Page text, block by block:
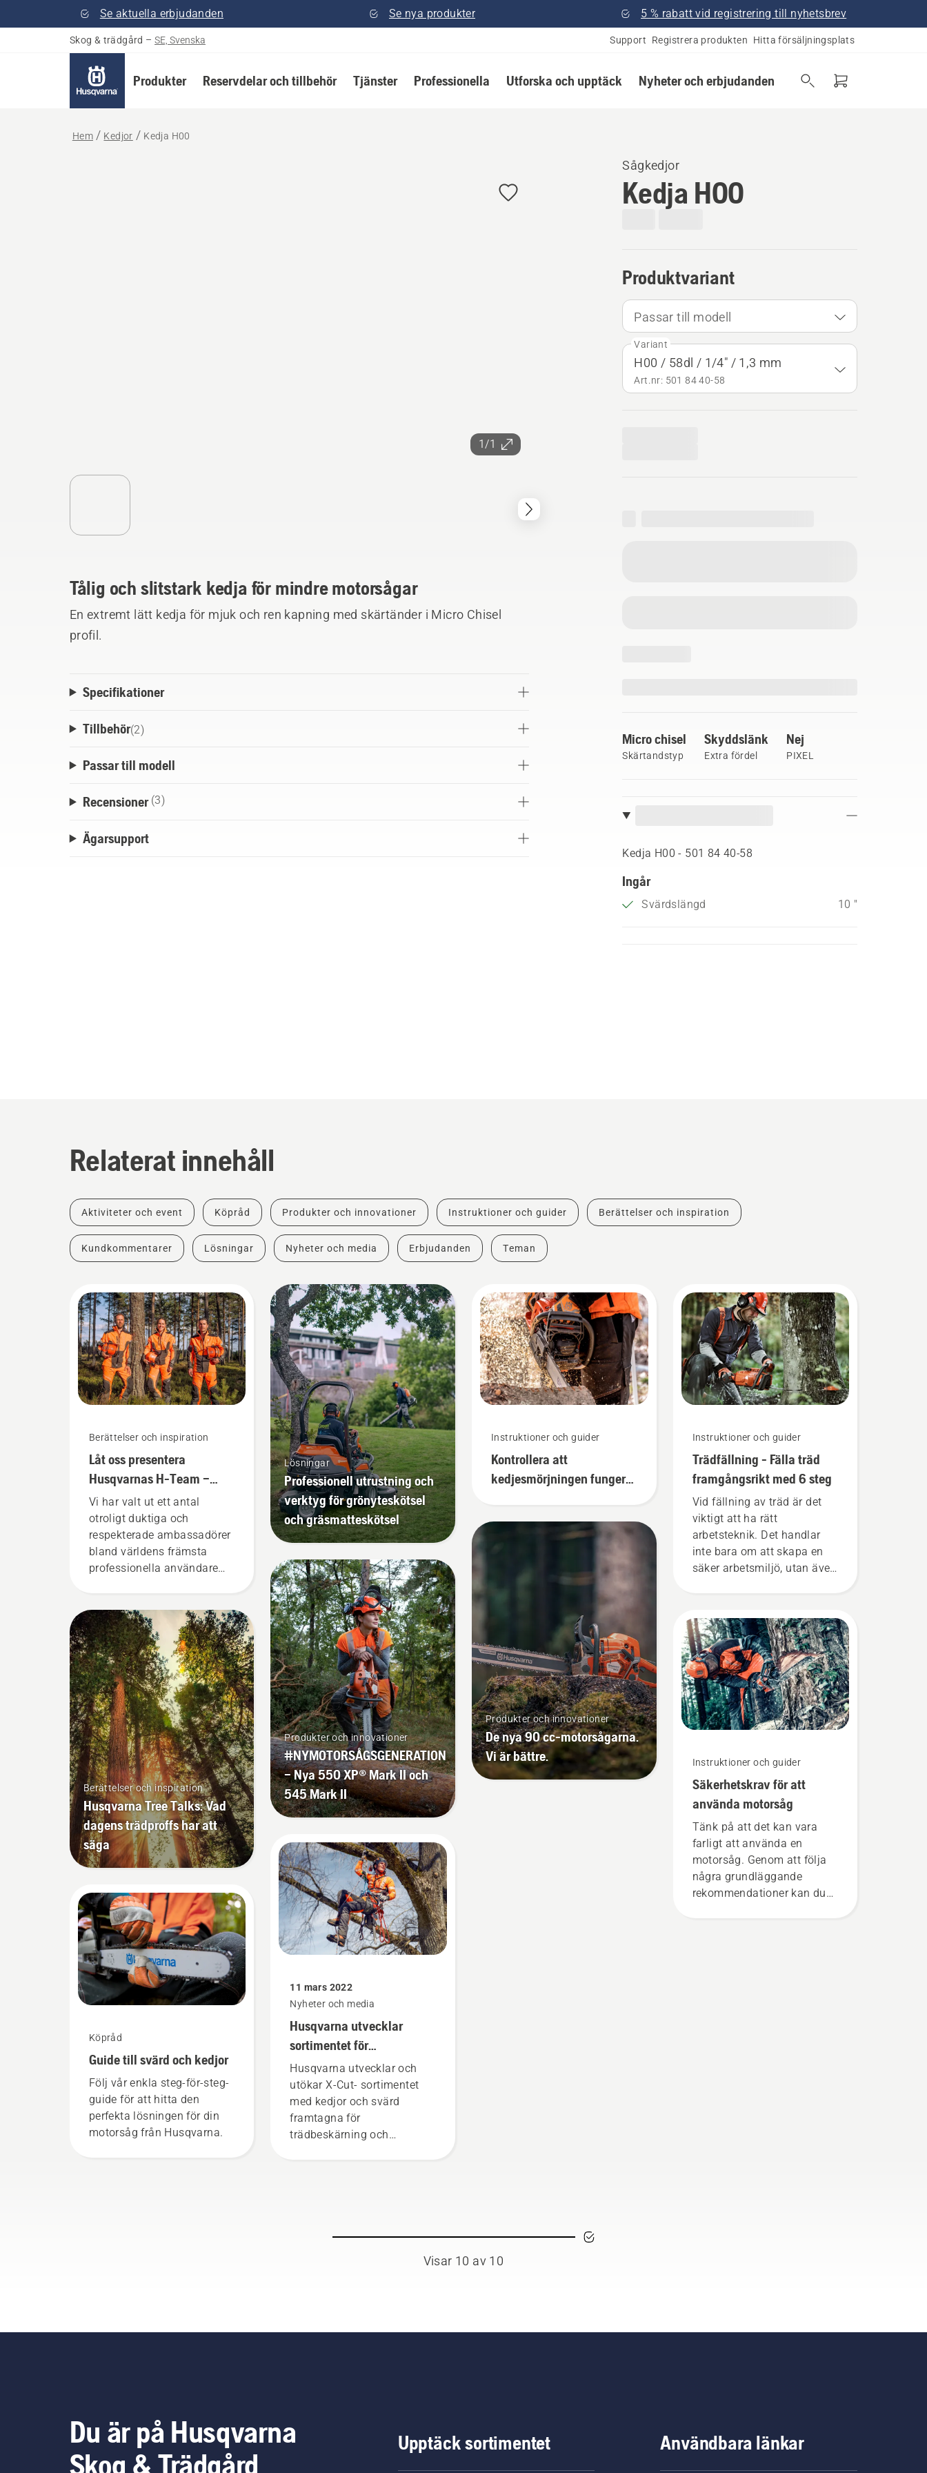
Se aktuella erbjudanden Se nya produkter 5 % rabatt vid registrering till nyhetsbrev
Skog & trädgård – SE, Svenska Support Registrera produkten Hitta försäljningsplats
Produkter Reservdelar och tillbehör Tjänster Professionella Utforska och upptäck Nyheter och erbjudanden
Hem Kedjor Kedja H00
1/1
Sågkedjor
Kedja H00
Produktvariant
Passar till modell
Variant
H00 / 58dl / 1/4" / 1,3 mm
Art.nr: 501 84 40‑58
Micro chisel
Skärtandstyp
Skyddslänk
Extra fördel
Nej
PIXEL
Kedja H00 - 501 84 40‑58
Ingår
Svärdslängd 10 "
Tålig och slitstark kedja för mindre motorsågar
En extremt lätt kedja för mjuk och ren kapning med skärtänder i Micro Chisel
profil.
Specifikationer
Tillbehör(2)
Passar till modell
Recensioner (3)
Ägarsupport
Relaterat innehåll
Aktiviteter och event Köpråd Produkter och innovationer Instruktioner och guider Berättelser och inspiration
Kundkommentarer Lösningar Nyheter och media Erbjudanden Teman
Berättelser och inspiration
Låt oss presentera
Husqvarnas H-Team –
våra mest krävande
användare
Vi har valt ut ett antal
otroligt duktiga och
respekterade ambassadörer
bland världens främsta
professionella användare
H-team. Och de ställer
otroligt höga krav på sin
utrustning.
Berättelser och inspiration
Husqvarna Tree Talks: Vad
dagens trädproffs har att
säga
Köpråd
Guide till svärd och kedjor
Följ vår enkla steg-för-steg-
guide för att hitta den
perfekta lösningen för din
motorsåg från Husqvarna.
Lösningar
Professionell utrustning och
verktyg för grönyteskötsel
och gräsmatteskötsel
Produkter och innovationer
#NYMOTORSÅGSGENERATION
– Nya 550 XP® Mark II och
545 Mark II
11 mars 2022
Nyheter och media
Husqvarna utvecklar
sortimentet för
professionell
trädbeskärning
Husqvarna utvecklar och
utökar X-Cut- sortimentet
med kedjor och svärd
framtagna för
trädbeskärning och
skonsammare mot trädet.
Instruktioner och guider
Kontrollera att
kedjesmörjningen fungerar
Produkter och innovationer
De nya 90 cc-motorsågarna.
Vi är bättre.
Instruktioner och guider
Trädfällning - Fälla träd
framgångsrikt med 6 steg
Vid fällning av träd är det
viktigt att ha rätt
arbetsteknik. Det handlar
inte bara om att skapa en
säker arbetsmiljö, utan även
Instruktioner och guider
Säkerhetskrav för att
använda motorsåg
Tänk på att det kan vara
farligt att använda en
motorsåg. Genom att följa
några grundläggande
rekommendationer kan du
Visar 10 av 10
Du är på Husqvarna
Skog & Trädgård
Upptäck sortimentet Användbara länkar